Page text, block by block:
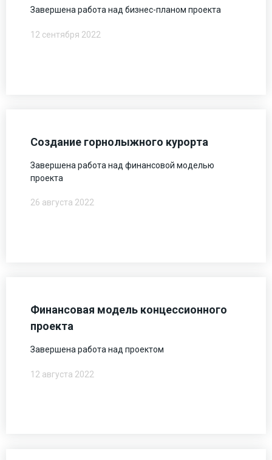
Завершена работа над бизнес-планом проекта
12 сентября 2022
Создание горнолыжного курорта
Завершена работа над финансовой моделью
проекта
26 августа 2022
Финансовая модель концессионного
проекта
Завершена работа над проектом
12 августа 2022